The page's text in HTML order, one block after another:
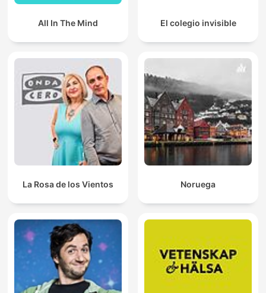
All In The Mind El colegio invisible
La Rosa de los Vientos Noruega